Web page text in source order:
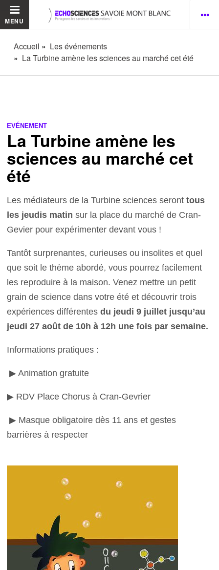
MENU
Accueil
Les événements
La Turbine amène les sciences au marché cet été
EVÉNEMENT
La Turbine amène les
sciences au marché cet
été
Les médiateurs de la Turbine sciences seronttous
les jeudis matin sur la place du marché de Cran-
Gevier pour expérimenter devant vous !
Tantôt surprenantes, curieuses ou insolites et quel
que soit le thème abordé, vous pourrez facilement
les reproduire à la maison. Venez mettre un petit
grain de science dans votre été et découvrir trois
expériences différentesdu jeudi 9 juillet jusqu’au
jeudi 27 août de 10h à 12h une fois par semaine.
Informations pratiques :
▶ Animation gratuite
▶ RDV Place Chorus à Cran-Gevrier
▶ Masque obligatoire dès 11 ans et gestes
barrières à respecter